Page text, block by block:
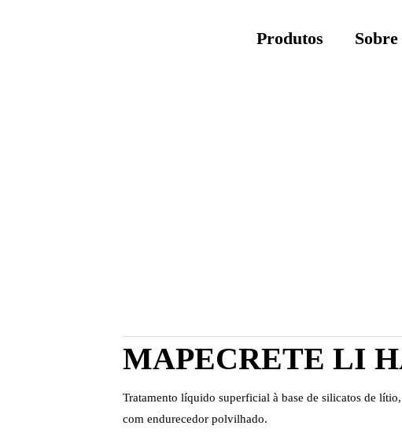
Produtos Sobre
MAPECRETE LI
Tratamento líquido superficial à base de silicatos de
com endurecedor polvilhado.